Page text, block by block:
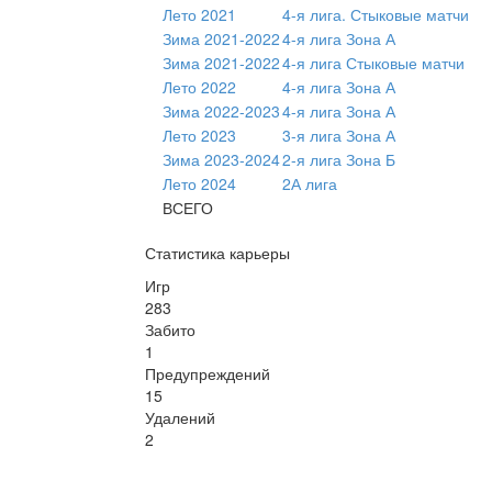
Лето 2021
4-я лига. Стыковые матчи
Зима 2021-20224-я лига Зона А
Зима 2021-20224-я лига Стыковые матчи
Лето 2022
4-я лига Зона А
Зима 2022-20234-я лига Зона А
Лето 2023
3-я лига Зона А
Зима 2023-20242-я лига Зона Б
Лето 2024
2А лига
ВСЕГО
Статистика карьеры
Игр
283
Забито
1
Предупреждений
15
Удалений
2